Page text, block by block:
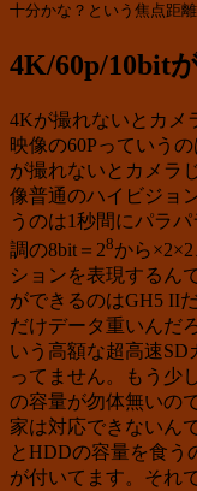
十分かな？という焦点距離
4K/60p/10bit
4Kが撮れないとカメ
映像の60Pっていう
が撮れないとカメラ
像普通のハイビジョ
うのは1秒間にパラ
調の8bit＝28から
ションを表現するん
ができるのはGH5 II
だけデータ重いんだ
いう高額な超高速
ってません。もう少
の容量が勿体無いの
家は対応できないん
とHDDの容量を食う
が付いてます。それ